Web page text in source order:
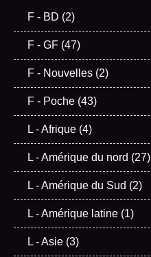
F - BD (2)
F - GF (47)
F - Nouvelles (2)
F - Poche (43)
L - Afrique (4)
L - Amérique du nord (27)
L - Amérique du Sud (2)
L - Amérique latine (1)
L - Asie (3)